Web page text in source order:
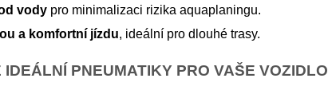
vody pro minimalizaci rizika aquaplaningu.
a komfortní jízdu, ideální pro dlouhé trasy.
IDEÁLNÍ PNEUMATIKY PRO VAŠE VOZIDLO